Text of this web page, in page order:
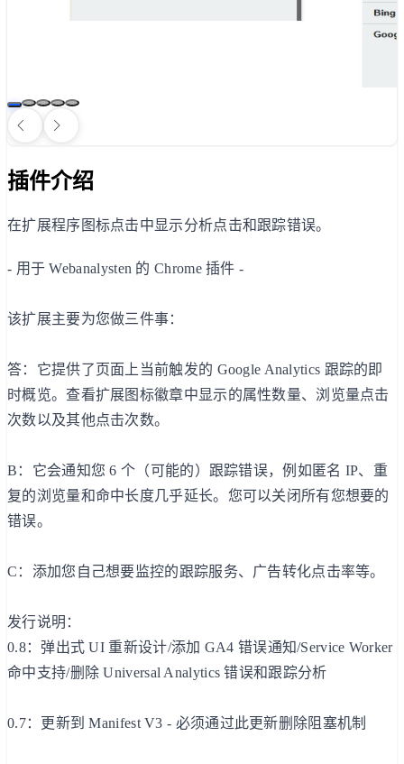
插件介绍
在扩展程序图标点击中显示分析点击和跟踪错误。
- 用于 Webanalysten 的 Chrome 插件 -
该扩展主要为您做三件事：
答：它提供了页面上当前触发的 Google Analytics 跟踪的即
时概览。查看扩展图标徽章中显示的属性数量、浏览量点击
次数以及其他点击次数。
B：它会通知您 6 个（可能的）跟踪错误，例如匿名 IP、重
复的浏览量和命中长度几乎延长。您可以关闭所有您想要的
错误。
C：添加您自己想要监控的跟踪服务、广告转化点击率等。
发行说明：
0.8：弹出式 UI 重新设计/添加 GA4 错误通知/Service Worker
命中支持/删除 Universal Analytics 错误和跟踪分析
0.7：更新到 Manifest V3 - 必须通过此更新删除阻塞机制